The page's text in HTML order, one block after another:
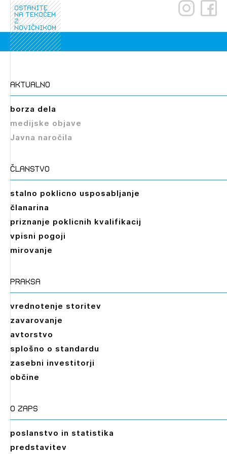
ostanite
na tekočem
z
novičnikom
aktualno
borza dela
medijske objave
Javna naročila
članstvo
stalno poklicno usposabljanje
članarina
priznanje poklicnih kvalifikacij
vpisni pogoji
mirovanje
praksa
vrednotenje storitev
zavarovanje
avtorstvo
splošno o standardu
zasebni investitorji
občine
O zaps
poslanstvo in statistika
predstavitev